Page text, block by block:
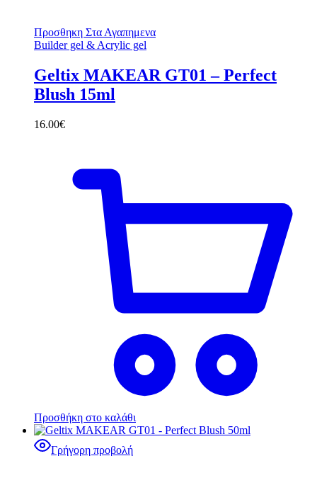
Προσθηκη Στα Αγαπημενα
Builder gel & Acrylic gel
Geltix MAKEAR GT01 – Perfect
Blush 15ml
16.00€
Προσθήκη στο καλάθι
Γρήγορη προβολή